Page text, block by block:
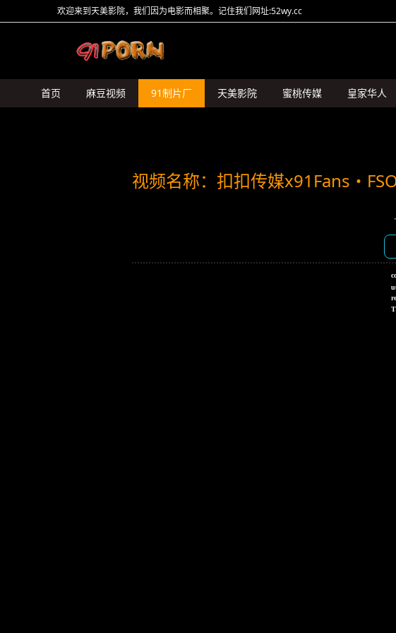
欢迎来到天美影院，我们因为电影而相聚。记住我们网址:52wy.cc
首页 麻豆视频 91制片厂 天美影院 蜜桃传媒 皇家华人
视频名称：扣扣传媒x91Fans・